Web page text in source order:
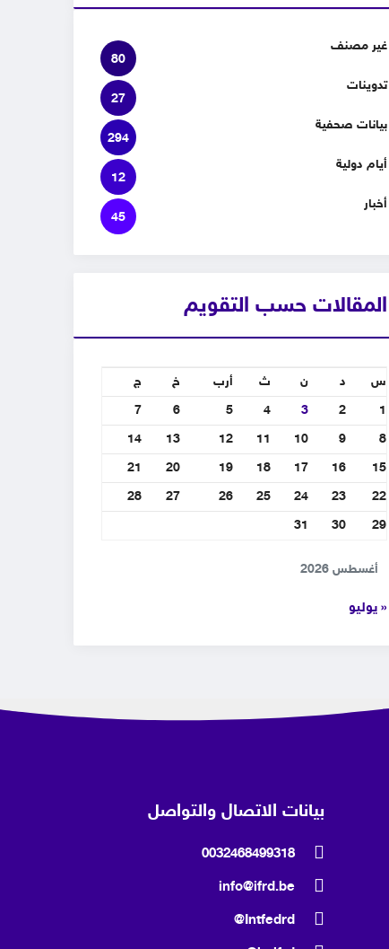
غير مصنف
80
تدوينات
27
بيانات صحفية
294
أيام دولية
12
أخبار
45
المقالات حسب التقويم
أغسطس 2026
س د ن ث أرب خ
ج
1
2
3
4
5
6
7
8
9
10
11
12
13
14
15
16
17
18
19
20
21
22
23
24
25
26
27
28
29
30
31
« يوليو
بيانات الاتصال والتواصل
0032468499318
info@ifrd.be
Intfedrd@